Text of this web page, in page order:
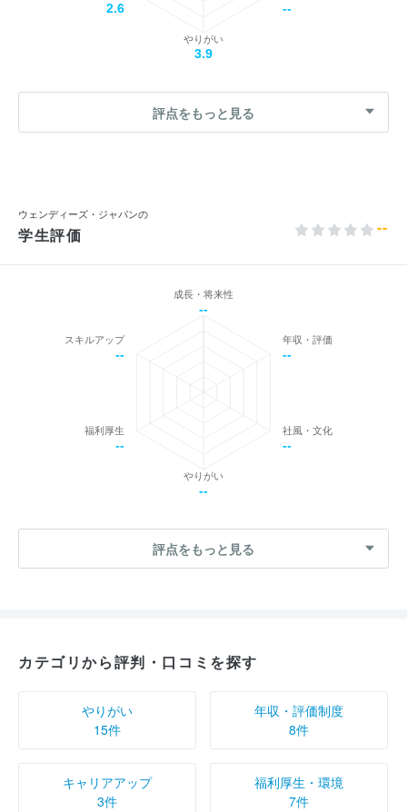
--
やりがい
3.9
2.6
評点をもっと見る
ウェンディーズ・ジャパンの
学生評価 --
成長・将来性
--
年収・評価
--
社風・文化
--
やりがい
--
福利厚生
--
スキルアップ
--
評点をもっと見る
カテゴリから評判・口コミを探す
やりがい
15件
年収・評価制度
8件
キャリアアップ
3件
福利厚生・環境
7件